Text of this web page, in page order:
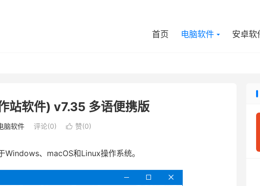
首页 电脑软件 安卓软
站软件) v7.35 多语便携版
脑软件 评论(0)  赞(0)
Windows、macOS和Linux操作系统。